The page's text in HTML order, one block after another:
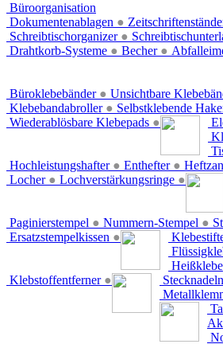
Büroorganisation
Dokumentenablagen ●
Schreibtischorganizer ●
Drahtkorb-Systeme ● Becher ●
Büroklebebänder ● Unsichtbare
Klebebandabroller ● Selbstklebende
Wiederablösbare Klebepads ●
Hochleistungshafter ● Enthefter ●
Locher ● Lochverstärkungsringe ●
Paginierstempel ● Nummern-Stempel ●
Ersatzstempelkissen ●
Klebstoffentferner ●